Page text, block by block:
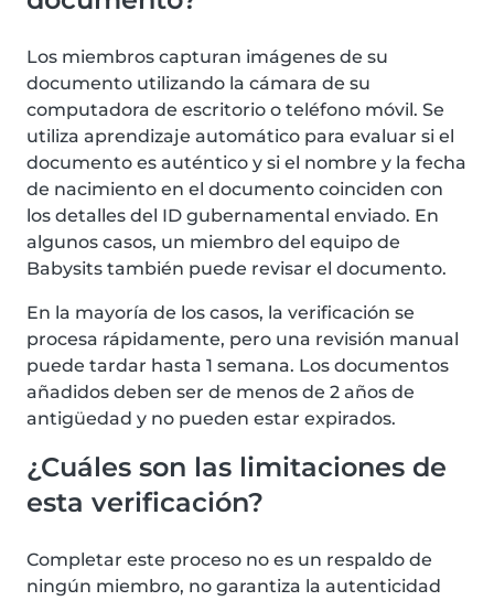
Los miembros capturan imágenes de su
documento utilizando la cámara de su
computadora de escritorio o teléfono móvil. Se
utiliza aprendizaje automático para evaluar si el
documento es auténtico y si el nombre y la fecha
de nacimiento en el documento coinciden con
los detalles del ID gubernamental enviado. En
algunos casos, un miembro del equipo de
Babysits también puede revisar el documento.
En la mayoría de los casos, la verificación se
procesa rápidamente, pero una revisión manual
puede tardar hasta 1 semana. Los documentos
añadidos deben ser de menos de 2 años de
antigüedad y no pueden estar expirados.
¿Cuáles son las limitaciones de
esta verificación?
Completar este proceso no es un respaldo de
ningún miembro, no garantiza la autenticidad